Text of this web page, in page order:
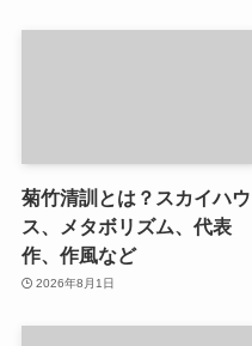
菊竹清訓とは？スカイハウ
ス、メタボリズム、代表
作、作風など
2026年8月1日